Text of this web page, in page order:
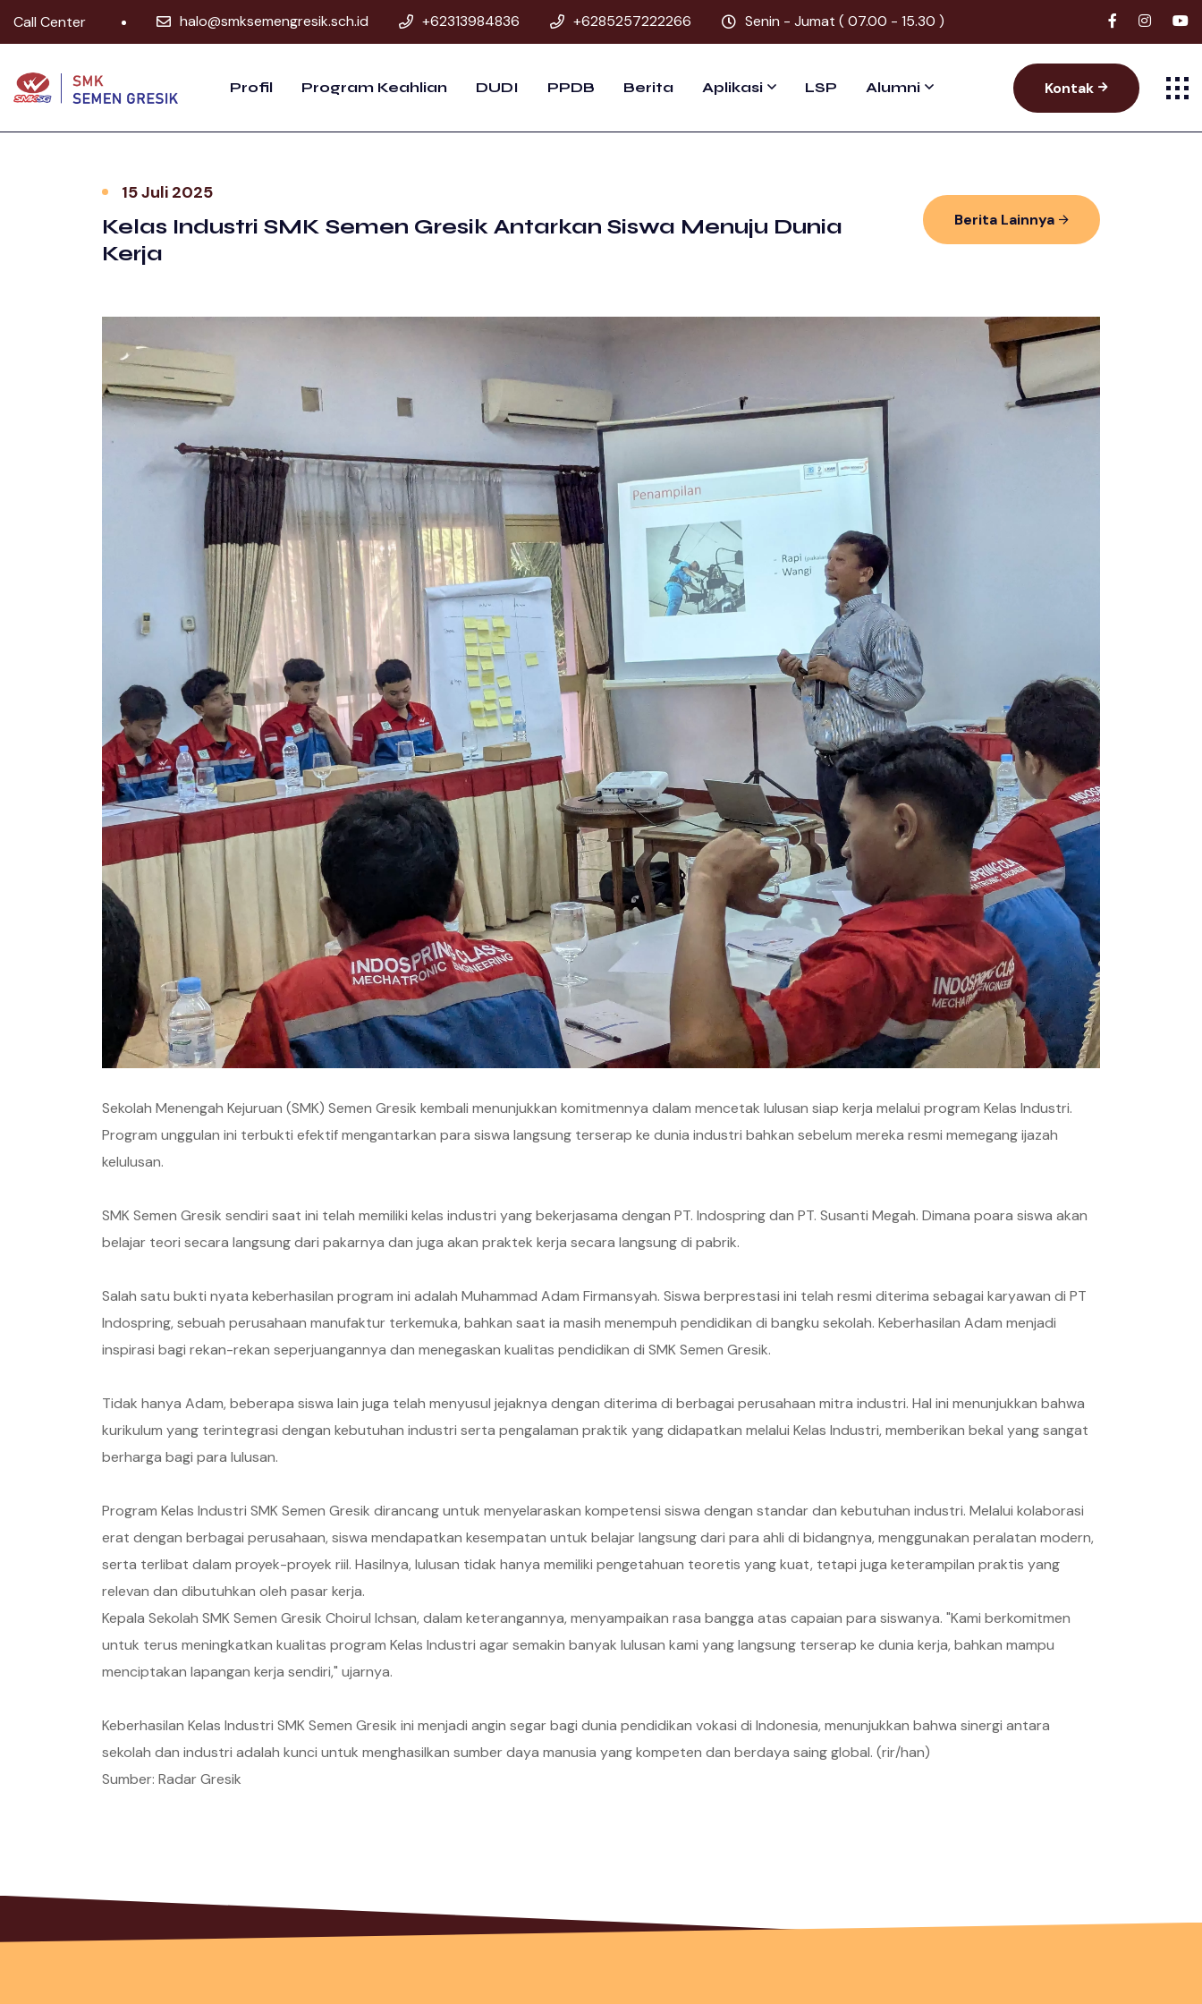
Call Center halo@smksemengresik.sch.id +62313984836 +6285257222266 Senin - Jumat ( 07.00 - 15.30 )
Profil Program Keahlian DUDI PPDB Berita Aplikasi LSP Alumni Kontak
15 Juli 2025
Kelas Industri SMK Semen Gresik Antarkan Siswa Menuju Dunia
Kerja
Berita Lainnya
Sekolah Menengah Kejuruan (SMK) Semen Gresik kembali menunjukkan komitmennya dalam mencetak lulusan siap kerja melalui program Kelas Industri.
Program unggulan ini terbukti efektif mengantarkan para siswa langsung terserap ke dunia industri bahkan sebelum mereka resmi memegang ijazah
kelulusan.
SMK Semen Gresik sendiri saat ini telah memiliki kelas industri yang bekerjasama dengan PT. Indospring dan PT. Susanti Megah. Dimana poara siswa akan
belajar teori secara langsung dari pakarnya dan juga akan praktek kerja secara langsung di pabrik.
Salah satu bukti nyata keberhasilan program ini adalah Muhammad Adam Firmansyah. Siswa berprestasi ini telah resmi diterima sebagai karyawan di PT
Indospring, sebuah perusahaan manufaktur terkemuka, bahkan saat ia masih menempuh pendidikan di bangku sekolah. Keberhasilan Adam menjadi
inspirasi bagi rekan-rekan seperjuangannya dan menegaskan kualitas pendidikan di SMK Semen Gresik.
Tidak hanya Adam, beberapa siswa lain juga telah menyusul jejaknya dengan diterima di berbagai perusahaan mitra industri. Hal ini menunjukkan bahwa
kurikulum yang terintegrasi dengan kebutuhan industri serta pengalaman praktik yang didapatkan melalui Kelas Industri, memberikan bekal yang sangat
berharga bagi para lulusan.
Program Kelas Industri SMK Semen Gresik dirancang untuk menyelaraskan kompetensi siswa dengan standar dan kebutuhan industri. Melalui kolaborasi
erat dengan berbagai perusahaan, siswa mendapatkan kesempatan untuk belajar langsung dari para ahli di bidangnya, menggunakan peralatan modern,
serta terlibat dalam proyek-proyek riil. Hasilnya, lulusan tidak hanya memiliki pengetahuan teoretis yang kuat, tetapi juga keterampilan praktis yang
relevan dan dibutuhkan oleh pasar kerja.
Kepala Sekolah SMK Semen Gresik Choirul Ichsan, dalam keterangannya, menyampaikan rasa bangga atas capaian para siswanya. "Kami berkomitmen
untuk terus meningkatkan kualitas program Kelas Industri agar semakin banyak lulusan kami yang langsung terserap ke dunia kerja, bahkan mampu
menciptakan lapangan kerja sendiri," ujarnya.
Keberhasilan Kelas Industri SMK Semen Gresik ini menjadi angin segar bagi dunia pendidikan vokasi di Indonesia, menunjukkan bahwa sinergi antara
sekolah dan industri adalah kunci untuk menghasilkan sumber daya manusia yang kompeten dan berdaya saing global. (rir/han)
Sumber: Radar Gresik